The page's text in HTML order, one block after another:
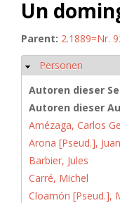
Un
Parent: 2.1889=Nr.
Ausblenden
Personen
Autoren dieser
Autoren dieser
Amézaga, Carlos
Arona [Pseud.],
Barbier, Jules
Carré, Michel
Cloamón [Pseud.],